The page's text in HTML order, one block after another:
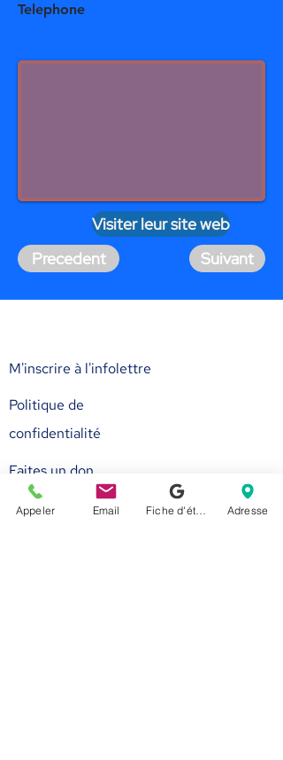
Telephone
Visiter leur site web
Precedent
Suivant
M'inscrire à l'infolettre
Politique de
confidentialité
Faites un don
Devenez membre
Appeler Email Adresse